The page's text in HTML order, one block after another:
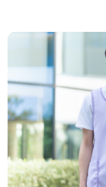
一人おひとりに
でご利用者様の
い』『日勤正社
実させたい』『
職で施設形態、
大歓迎です！サ
迎業務がございま
迎です。募集詳
す。お問い合わ
全国の求人ご紹